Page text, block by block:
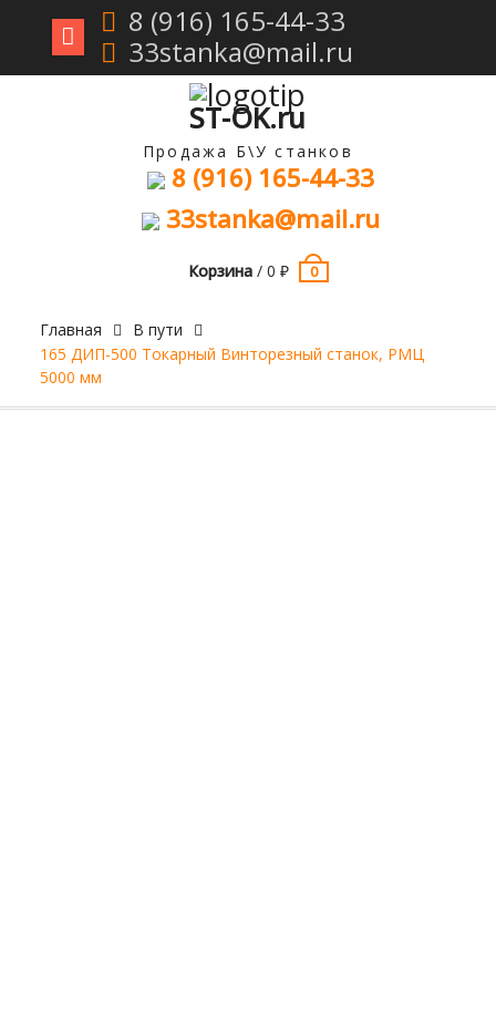
Перейти
8 (916) 165-44-33
33stanka@mail.ru
ST-OK.ru
Продажа Б\У станков
8 (916) 165-44-33
33stanka@mail.ru
Корзина/ 0 ₽ 0
Главная
В пути
165 ДИП-500 Токарный Винторезный станок, РМЦ
5000 мм